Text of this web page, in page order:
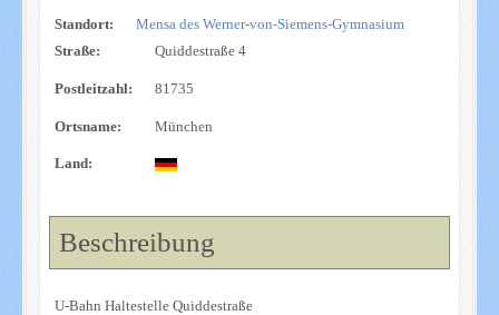
Standort:
Mensa des Werner-von-Siemens-Gymnasium
Straße:
Quiddestraße 4
Postleitzahl: 81735
Ortsname: München
Land:
Beschreibung
U-Bahn Haltestelle Quiddestraße